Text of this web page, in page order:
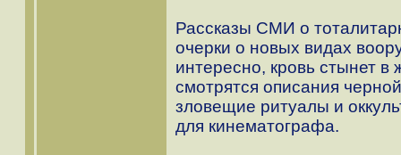
Рассказы СМИ о
очерки о новых видах
интересно, кровь стынет
смотрятся описания
зловещие ритуалы и
для кинематографа.